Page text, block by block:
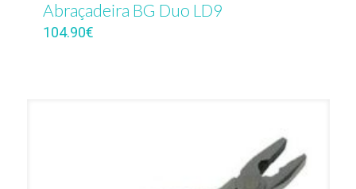
Abraçadeira BG Duo LD9
104.90€